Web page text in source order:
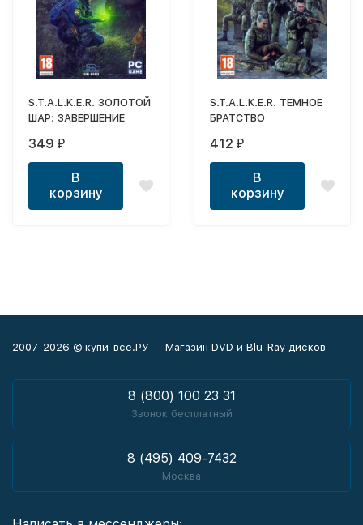
S.T.A.L.K.E.R. ЗОЛОТОЙ
ШАР: ЗАВЕРШЕНИЕ
349 ₽
В
корзину
S.T.A.L.K.E.R. ТЕМНОЕ
БРАТСТВО
412 ₽
В
корзину
2007-2026 © купи-все.РУ — Магазин DVD и Blu-Ray дисков
8 (800) 100 23 31
Звонок бесплатный
8 (495) 409-7432
Москва